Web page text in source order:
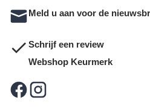
Meld u aan voor de
Schrijf een review
Webshop Keurmerk